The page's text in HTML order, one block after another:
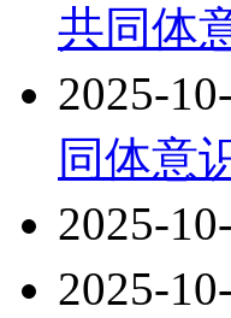
共同体
2025-
同体意
2025-
2025-